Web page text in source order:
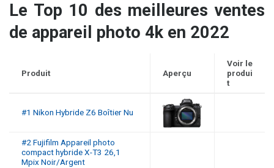
Le Top 10 des meilleures ventes
de appareil photo 4k en 2022
Produit Aperçu
Voir le
produi
t
#1 Nikon Hybride Z6 Boîtier Nu
#2 Fujifilm Appareil photo
compact hybride X-T3 26,1
Mpix Noir/Argent